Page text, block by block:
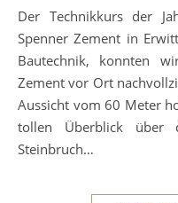
Der Technikkurs der Jahrgangsstufe 10 hat die Firma
Spenner Zement in
Bautechnik, konnten
Zement vor Ort
Aussicht vom 60 Meter
tollen Überblick über
Steinbruch…